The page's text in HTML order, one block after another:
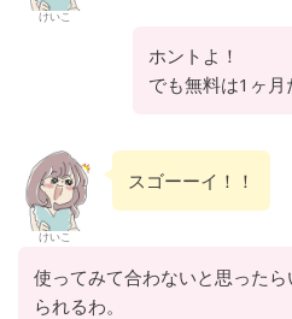
けいこ
ホントよ！
でも無料は1ヶ月
けいこ
スゴーーイ！！
使ってみて合わないと思った
られるわ。